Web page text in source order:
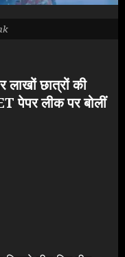
छात्रों की
पेपर लीक पर बोलीं